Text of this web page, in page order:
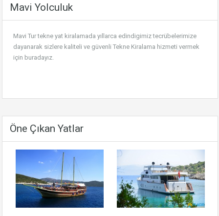
Mavi Yolculuk
Mavi Tur tekne yat kiralamada yıllarca edindigimiz tecrübelerimize
dayanarak sizlere kaliteli ve güvenli Tekne Kiralama hizmeti vermek
için buradayız.
Öne Çıkan Yatlar